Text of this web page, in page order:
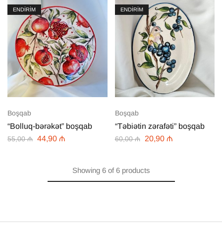
ENDİRİM
Boşqab
“Bolluq-bərəkət” boşqab
55,00₼ 44,90 ₼
ENDİRİM
Boşqab
“Təbiətin zərafəti” boşqab
60,00₼ 20,90 ₼
Showing6 of6 products